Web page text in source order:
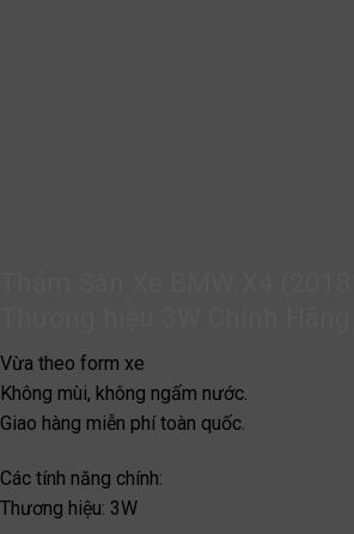
Vừa theo form xe
Không mùi, không ngấm nước.
Giao hàng miễn phí toàn quốc.
Các tính năng chính:
Thương hiệu: 3W